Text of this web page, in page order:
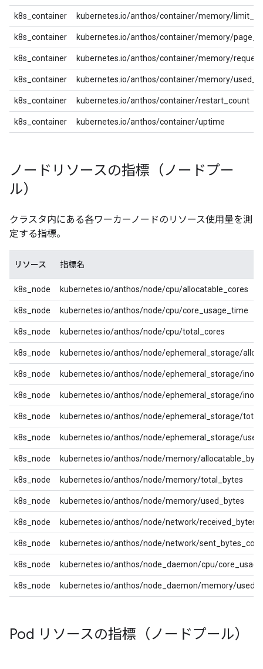
k8s_container kubernetes.io/anthos/container/memory/
k8s_container kubernetes.io/anthos/container/memory/
k8s_container kubernetes.io/anthos/container/memory/
k8s_container kubernetes.io/anthos/container/memory/
k8s_container kubernetes.io/anthos/container/restart_count
k8s_container kubernetes.io/anthos/container/uptime
ノードリソースの指標（ノードプー
ル）
クラスタ内にある各ワーカーノードのリソース使用量を測
定する指標。
リソース 指標名
k8s_node kubernetes.io/anthos/node/cpu/allocatable_cores
k8s_node kubernetes.io/anthos/node/cpu/core_usage_time
k8s_node kubernetes.io/anthos/node/cpu/total_cores
k8s_node kubernetes.io/anthos/node/ephemeral_storage/
k8s_node kubernetes.io/anthos/node/ephemeral_storage/
k8s_node kubernetes.io/anthos/node/ephemeral_storage/
k8s_node kubernetes.io/anthos/node/ephemeral_storage/
k8s_node kubernetes.io/anthos/node/ephemeral_storage/
k8s_node kubernetes.io/anthos/node/memory/
k8s_node kubernetes.io/anthos/node/memory/total_bytes
k8s_node kubernetes.io/anthos/node/memory/used_bytes
k8s_node kubernetes.io/anthos/node/network/
k8s_node kubernetes.io/anthos/node/network/
k8s_node kubernetes.io/anthos/node_daemon/cpu/
k8s_node kubernetes.io/anthos/node_daemon/memory/
Pod リソースの指標（ノードプール）